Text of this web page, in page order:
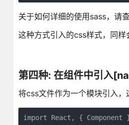
关于如何详细的使用sass，请
这种方式引入的css样式，同样
第四种: 在组件中引入
将css文件作为一个模块引入，
import React, {